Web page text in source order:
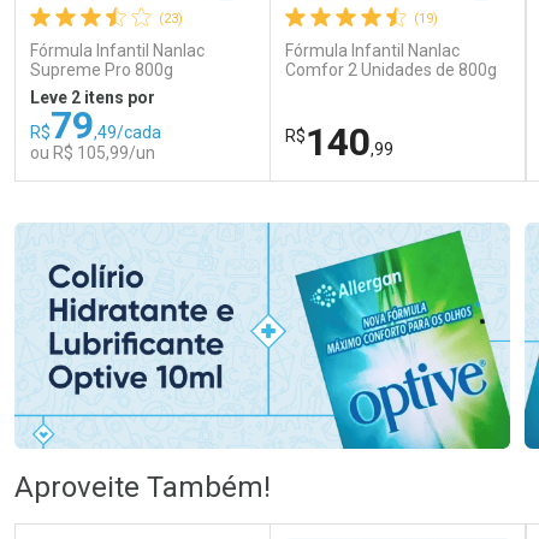
(23)
Fórmula Infantil Nanlac
Supreme Pro 800g
Leve 2 itens por
R$79,49/cada
ou R$ 105,99/un
(19)
Fórmula Infantil Nanlac
Comfor 2 Unidades de 800g
R$140,99
Laboratório
Por Menos
Aproveite Também!